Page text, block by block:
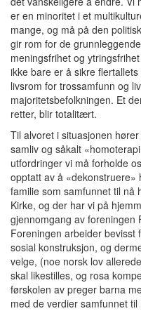
er en minoritet i et
mange, og må på den
gir rom for de
meningsfrihet og
ikke bare er å sikre
livsrom for trossamfunn og
majoritetsbefolkningen. Et
retter, blir totalitært.
Til alvoret i situasjonen
samliv og såkalt
utfordringer vi må forholde
opptatt av å «dekonstruere»
familie som samfunnet til nå
Kirke, og der har vi på
gjennomgang av foreningen
Foreningen arbeider bevisst
sosial konstruksjon, og
velge, (noe norsk lov
skal likestilles, og rosa
førskolen av preger barna
med de verdier samfunnet